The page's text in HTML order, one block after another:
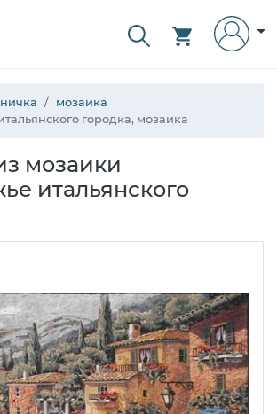
мозаика
городка, мозаика
мозаики
итальянского